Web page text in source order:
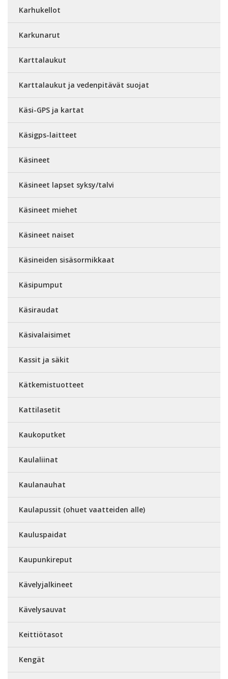
Karhukellot
Karkunarut
Karttalaukut
Karttalaukut ja vedenpitävät suojat
Käsi-GPS ja kartat
Käsigps-laitteet
Käsineet
Käsineet lapset syksy/talvi
Käsineet miehet
Käsineet naiset
Käsineiden sisäsormikkaat
Käsipumput
Käsiraudat
Käsivalaisimet
Kassit ja säkit
Kätkemistuotteet
Kattilasetit
Kaukoputket
Kaulaliinat
Kaulanauhat
Kaulapussit (ohuet vaatteiden alle)
Kauluspaidat
Kaupunkireput
Kävelyjalkineet
Kävelysauvat
Keittiötasot
Kengät